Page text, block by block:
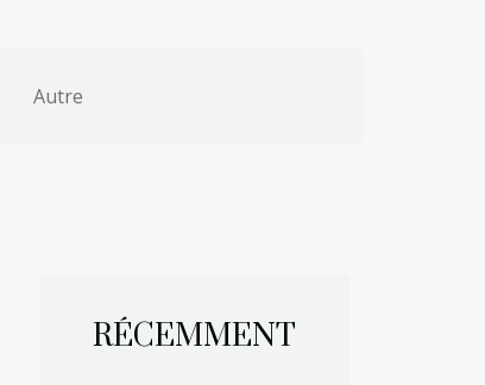
Autre
RÉCEMMENT